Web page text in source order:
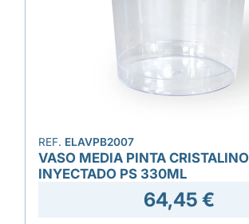
REF. ELAVPB2007
VASO MEDIA PINTA CRISTALINO
INYECTADO PS 330ML
64,45 €